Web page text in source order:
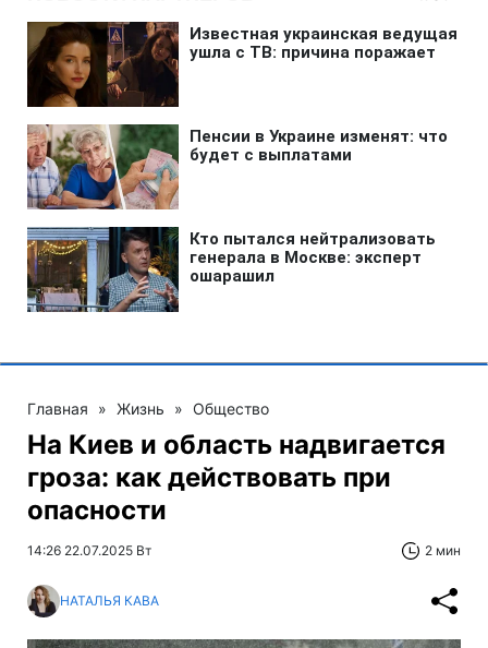
Главная » Жизнь » Общество
На Киев и область надвигается
гроза: как действовать при
опасности
14:26 22.07.2025 Вт 2 мин
НАТАЛЬЯ КАВА